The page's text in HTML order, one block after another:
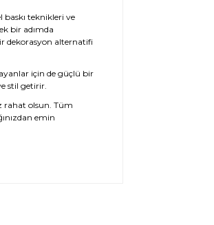
teknikleri ve
bir adımda
dekorasyon alternatifi
için de güçlü bir
stil getirir.
olsun. Tüm
emin